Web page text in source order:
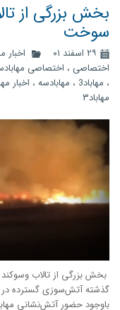
بخش بزرگی از
سوخت
۲۹ اسفند ۰۱ اخبار
اختصاصی ، اختصاصی
، مهاباد3 ، مهابادسه ، اخبار
مهاباد۳
گذشته آتش‌سوزی گسترده در
باوجود حضور آتش‌نشانی